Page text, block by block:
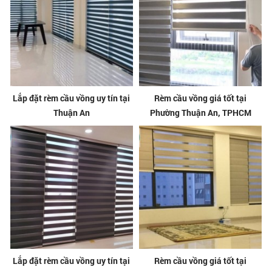
Lắp đặt rèm cầu vồng uy tín tại
Thuận An
Rèm cầu vồng giá tốt tại
Phường Thuận An, TPHCM
Lắp đặt rèm cầu vồng uy tín tại
Rèm cầu vồng giá tốt tại